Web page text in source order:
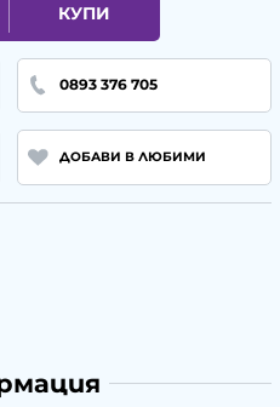
КУПИ
0893 376 705
ДОБАВИ В ЛЮБИМИ